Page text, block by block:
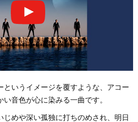
というイメージを覆すような、アコー
音色が心に染みる一曲です。
じめや深い孤独に打ちのめされ、明日